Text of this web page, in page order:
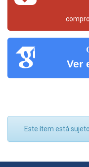
Ver
Este ítem está